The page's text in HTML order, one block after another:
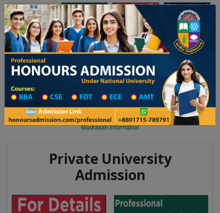
Toggle navigation অনার্স ভর্তি প্রফেশনাল অনার্স
Updates
২৬ শিক্ষাবর্ষের ১ম বর্ষের ভর্তি আবেদন বিজ্ঞপ্তি ঢাকা বিশ্ববিদ্যালয় ২০২৫-২৬
Madrasah in Thakurgaon District
Madrasah List
Madrasah Information
Private University
Admission